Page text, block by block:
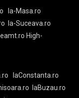
la-Masa.ro
la-Suceava.ro
High-
laConstanta.ro
laBuzau.ro